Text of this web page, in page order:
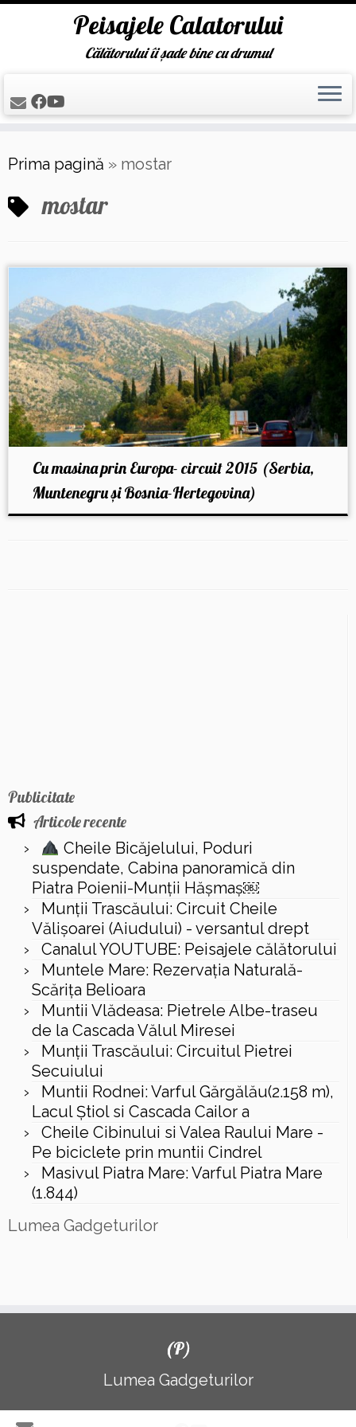
to
content
Peisajele Calatorului
Călătorului îi șade bine cu drumul
Prima pagină » mostar
mostar
Cu masina prin Europa- circuit 2015 (Serbia,
Muntenegru și Bosnia-Hertegovina)
Publicitate
Articole recente
Cheile Bicăjelului, Poduri
suspendate, Cabina panoramică din
Piatra Poienii-Munții Hășmaș￼
Munții Trascăului: Circuit Cheile
Vălișoarei (Aiudului) - versantul drept
Canalul YOUTUBE: Peisajele călătorului
Muntele Mare: Rezervaţia Naturală-
Scăriţa Belioara
Muntii Vlădeasa: Pietrele Albe-traseu
de la Cascada Vălul Miresei
Munții Trascăului: Circuitul Pietrei
Secuiului
Muntii Rodnei: Varful Gărgălău(2.158 m),
Lacul Ştiol si Cascada Cailor a
Cheile Cibinului si Valea Raului Mare -
Pe biciclete prin muntii Cindrel
Masivul Piatra Mare: Varful Piatra Mare
(1.844)
Lumea Gadgeturilor
(P)
Lumea Gadgeturilor